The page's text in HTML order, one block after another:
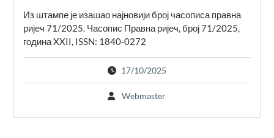
Из штампе је изашао најновији број часописа правна
ријеч 71/2025. Часопис Правна ријеч, број 71/2025,
година XXII, ISSN: 1840-0272
17/10/2025
Webmaster